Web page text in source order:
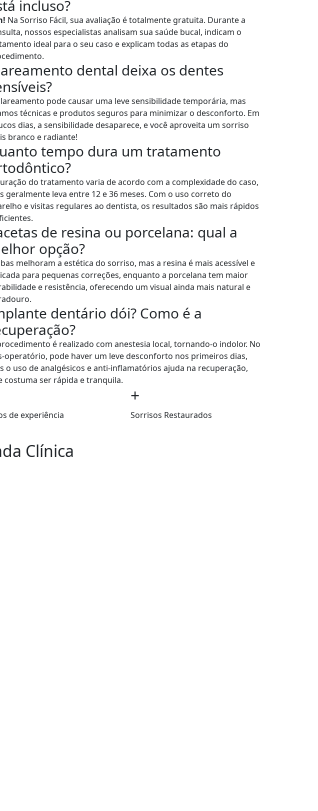
incluso?
Na Sorriso Fácil, sua avaliação é totalmente gratuita. Durante a
nossos especialistas analisam sua saúde bucal, indicam o
ideal para o seu caso e explicam todas as etapas do
dental deixa os dentes
pode causar uma leve sensibilidade temporária, mas
técnicas e produtos seguros para minimizar o desconforto. Em
dias, a sensibilidade desaparece, e você aproveita um sorriso
branco e radiante!
tempo dura um tratamento
do tratamento varia de acordo com a complexidade do caso,
geralmente leva entre 12 e 36 meses. Com o uso correto do
e visitas regulares ao dentista, os resultados são mais rápidos
de resina ou porcelana: qual a
opção?
melhoram a estética do sorriso, mas a resina é mais acessível e
para pequenas correções, enquanto a porcelana tem maior
e resistência, oferecendo um visual ainda mais natural e
dentário dói? Como é a
é realizado com anestesia local, tornando-o indolor. No
operatório, pode haver um leve desconforto nos primeiros dias,
o uso de analgésicos e anti-inflamatórios ajuda na recuperação,
costuma ser rápida e tranquila.
de experiência
+
Sorrisos Restaurados
Clínica